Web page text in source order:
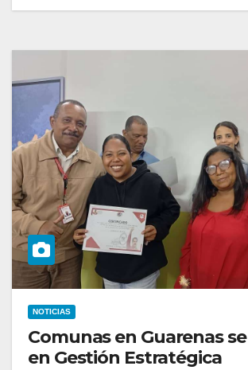
NOTICIAS
Comunas en Guarenas
en Gestión Estratégica